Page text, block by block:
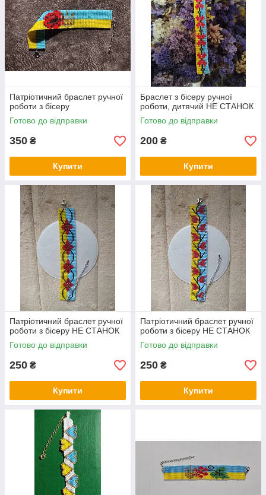
Патріотичний браслет ручної
роботи з бісеру
Готово до відправки
350 ₴
Купити
Браслет з бісеру ручної
роботи, дитячий НЕ СТАНОК
Готово до відправки
200 ₴
Купити
Патріотичний браслет ручної
роботи з бісеру НЕ СТАНОК
Готово до відправки
250 ₴
Купити
Патріотичний браслет ручної
роботи з бісеру НЕ СТАНОК
Готово до відправки
250 ₴
Купити